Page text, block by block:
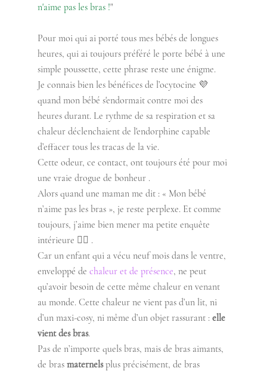
n'aime pas les bras !"
Pour moi qui ai porté tous mes bébés de longues
heures, qui ai toujours préféré le porte bébé à une
simple poussette, cette phrase reste une énigme.
Je connais bien les bénéfices de l’ocytocine 💜
quand mon bébé s'endormait contre moi des
heures durant. Le rythme de sa respiration et sa
chaleur déclenchaient de l'endorphine capable
d’effacer tous les tracas de la vie.
Cette odeur, ce contact, ont toujours été pour moi
une vraie drogue de bonheur .
Alors quand une maman me dit : « Mon bébé
n’aime pas les bras », je reste perplexe. Et comme
toujours, j’aime bien mener ma petite enquête
intérieure 🕵🏻 .
Car un enfant qui a vécu neuf mois dans le ventre,
enveloppé de chaleur et de présence, ne peut
qu’avoir besoin de cette même chaleur en venant
au monde. Cette chaleur ne vient pas d’un lit, ni
d’un maxi-cosy, ni même d’un objet rassurant : elle
vient des bras.
Pas de n’importe quels bras, mais de bras aimants,
de bras maternels plus précisément, de bras